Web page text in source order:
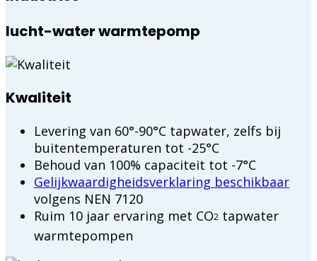
lucht-water warmtepomp
Kwaliteit
Levering van 60°-90°C tapwater, zelfs bij
buitentemperaturen tot -25°C
Behoud van 100% capaciteit tot -7°C
Gelijkwaardigheidsverklaring beschikbaar
volgens NEN 7120
Ruim 10 jaar ervaring met CO2 tapwater
warmtepompen